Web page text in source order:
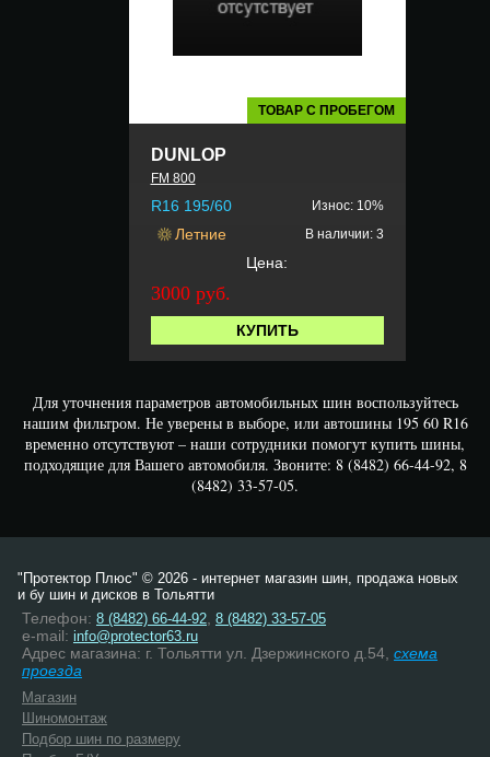
ТОВАР С ПРОБЕГОМ
DUNLOP
FM 800
R16 195/60 Износ: 10%
Летние В наличии: 3
Цена:
3000 руб.
КУПИТЬ
Для уточнения параметров автомобильных шин воспользуйтесь
нашим фильтром. Не уверены в выборе, или автошины 195 60 R16
временно отсутствуют – наши сотрудники помогут купить шины,
подходящие для Вашего автомобиля. Звоните: 8 (8482) 66-44-92, 8
(8482) 33-57-05.
"Протектор Плюс" © 2026 - интернет магазин шин, продажа новых
и бу шин и дисков в Тольятти
Телефон: 8 (8482) 66-44-92 8 (8482) 33-57-05
e-mail: info@protector63.ru
Адрес магазина: г. Тольятти ул. Дзержинского д.54, схема
проезда
Магазин
Шиномонтаж
Подбор шин по размеру